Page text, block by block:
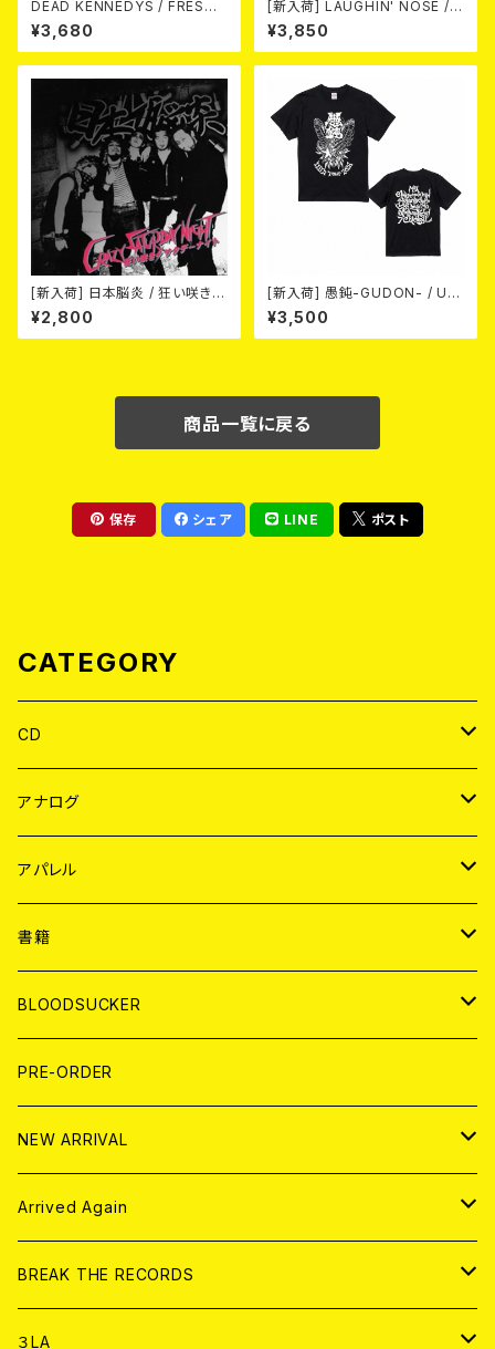
DEAD KENNEDYS / FRESH
FRUIT FOR ROTTING VEGE
TABLES [2022 MIX](CD)
¥3,680
[新入荷] LAUGHIN' NOSE / P
USSY FOR SALE (LP)
¥3,850
[新入荷] 日本脳炎 / 狂い咲きサ
タデーナイト(CD)
¥2,800
[新入荷] 愚鈍-GUDON- / US
TOUR 2026 T-shirt
¥3,500
商品一覧に戻る
保存 シェア LINE ポスト
CATEGORY
CD
JAPAN
WORLD
アナログ
JAPAN
７EP
LP
WORLD
7EP
LP
アパレル
JAPAN
T-shirt
HOOD
WORLD
T-shirt
HOOD
書籍
MAGAZINE
BOLLOCKS
EL ZINE
写真集 (PHOTOBOOK)
BLOODSUCKER
CD
アナログ
アパレル
書籍
DIGITAL CONTENTS
PRE-ORDER
NEW ARRIVAL
CD
アナログ
Arrived Again
CD
アナログ
BREAK THE RECORDS
CD
３LA